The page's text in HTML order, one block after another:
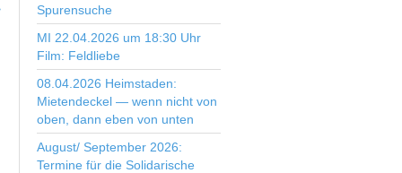
Spurensuche
MI 22.04.2026 um 18:30 Uhr
Film: Feldliebe
08.04.2026 Heimstaden:
Mietendeckel — wenn nicht von
oben, dann eben von unten
August/ September 2026:
Termine für die Solidarische